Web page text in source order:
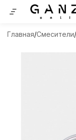
Главная Смесители